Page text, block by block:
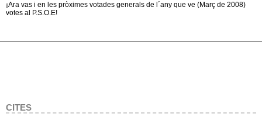
¡Ara vas i en les pròximes votades generals de l´any que ve (Març de 2008)
votes al P.S.O.E!
CITES